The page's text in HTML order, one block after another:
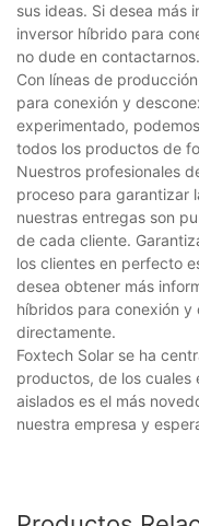
sus ideas. Si desea más
inversor híbrido para
no dude en contactarnos.
Con líneas de
para conexión y
experimentado,
todos los productos de
Nuestros profesionales
proceso para garantizar
nuestras entregas son
de cada cliente.
los clientes en perfecto
desea obtener más
híbridos para conexión y
directamente.
Foxtech Solar se ha
productos, de los cuales
aislados es el más
nuestra empresa y